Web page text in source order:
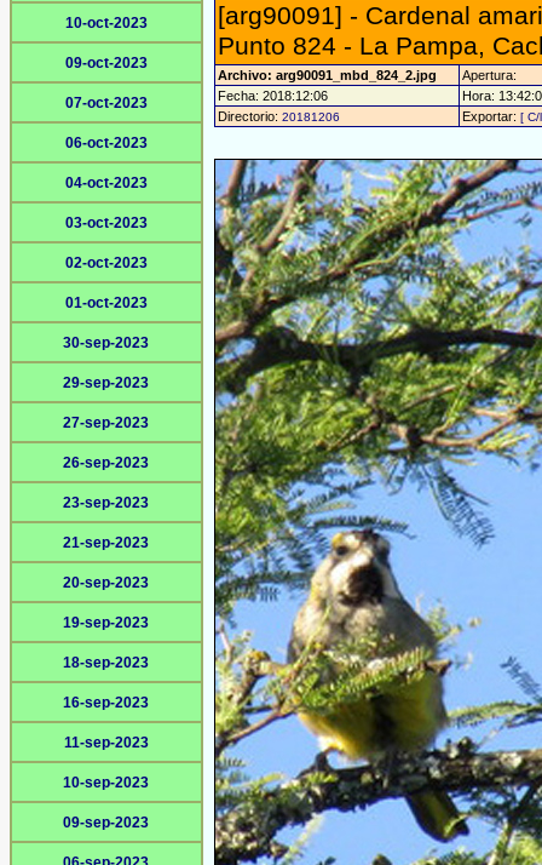
10-oct-2023
09-oct-2023
07-oct-2023
06-oct-2023
04-oct-2023
03-oct-2023
02-oct-2023
01-oct-2023
30-sep-2023
29-sep-2023
27-sep-2023
26-sep-2023
23-sep-2023
21-sep-2023
20-sep-2023
19-sep-2023
18-sep-2023
16-sep-2023
11-sep-2023
10-sep-2023
09-sep-2023
[arg90091] - Cardenal
Punto 824 - La Pampa,
Archivo: arg90091_mbd_824_2.jpg
Apertura:
Fecha: 2018:12:06
Hora:
Directorio: 20181206 Exportar: [ C/